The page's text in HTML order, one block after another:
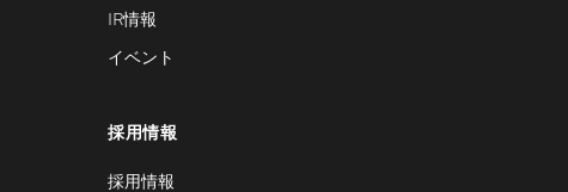
IR情報
イベント
採用情報
採用情報